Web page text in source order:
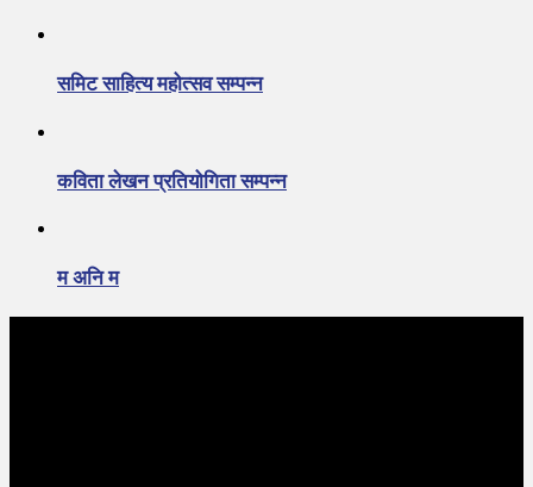
समिट साहित्य महोत्सव सम्पन्न
कविता लेखन प्रतियोगिता सम्पन्न
म अनि म